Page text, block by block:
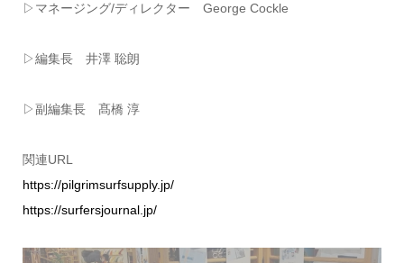
▷マネージング/ディレクター George Cockle
▷編集長 井澤 聡朗
▷副編集長 髙橋 淳
関連URL
https://pilgrimsurfsupply.jp/
https://surfersjournal.jp/